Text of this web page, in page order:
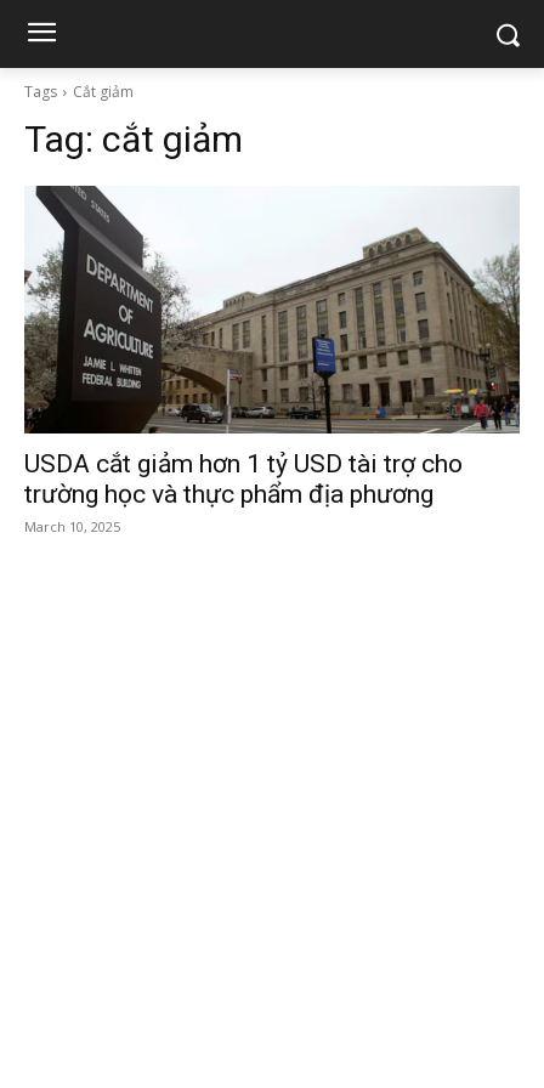
Tags Cắt giảm
Tag: cắt giảm
USDA cắt giảm hơn 1 tỷ USD tài trợ cho
trường học và thực phẩm địa phương
March 10, 2025